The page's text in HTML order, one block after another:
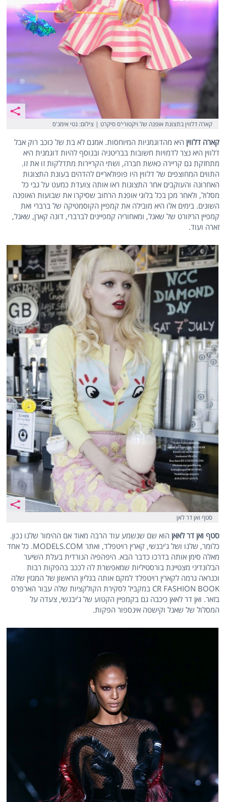
קארה דלווין בתצוגת אופנה של ויקטורי'ס סיקרט | צילום: גטי אימג'ס
קארה דלווין היא מהדוגמניות המיוחסות. אמנם לא בת של כוכב רוק אבל
דלווין היא נצר לדמויות חשובות בבריטניה ובנוסף להיות דוגמנית היא
מתחזקת גם קריירה כאשת חברה, ושתי הקריירות מתדלקות זו את זו.
התווים המחוצפים של דלווין היו פופולאריים להדהים בעונת התצוגות
האחרונה והעוקבים אחר התצוגות ראו אותה צועדת כמעט על גבי כל
מסלול, ולאחר מכן בכל בלוגי אופנת הרחוב שסיקרו את שבועות האופנה
השונים. בימים אלו היא מובילה את קמפיין הקוסמטיקה של ברברי ואת
קמפיין הריזורט של שאנל, ומאחוריה קמפיינים לברברי, דונה קארן, שאנל,
זארה ועוד.
סטף ואן דר לאן
סטף ואן דר לאאן הוא שם שנשמע עוד הרבה מאוד אם ההימור שלנו נכון.
כלומר, שלנו ושל ג'יבנשי, קארין רויטפלד, ואתר MODELS.COM. כל אחד
מאלה סימן אותה בדרכו כדבר הבא. היפהפיה הנורדית בעלת השיער
הבלונדיני מצטיינת בורסטיליות שמאפשרת לה לככב בהפקות רבות
וכנראה גרמה לקארין רויטפלד למקם אותה בגליון הראשון של המגזין שלה
CR FASHION BOOK במקביל לסקירת הקולקציות שלה עבור הארפרס
בזאר. ואן דר לאאן כיכבה גם בקמפיין הקטוע של ג'יבנשי, צעדה על
המסלול של שאנל וקישטה אינספור הפקות.